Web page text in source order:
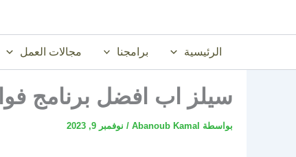
الرئيسية برامجنا مجالات العمل
سيلز اب افضل برنامج
بواسطة Abanoub Kamal
/ نوفمبر 9, 2023